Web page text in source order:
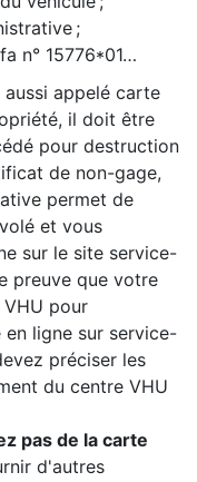
;
n° 15776*01…
appelé carte
il doit être
pour destruction
de non-gage,
permet de
et vous
sur le site service-
preuve que votre
pour
ligne sur service-
préciser les
du centre VHU
pas de la carte
d'autres